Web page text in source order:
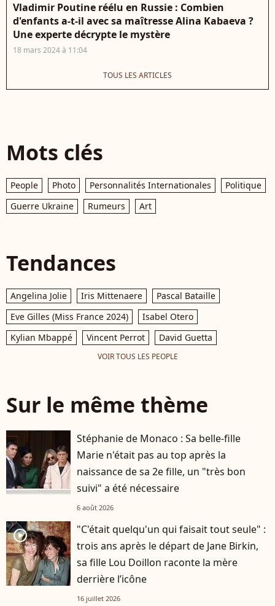
Vladimir Poutine réélu en Russie : Combien
d'enfants a-t-il avec sa maîtresse Alina Kabaeva ?
Une experte décrypte le mystère
18 mars 2024 à 11:04
TOUS LES ARTICLES
Mots clés
People Photo Personnalités Internationales
Politique
Guerre Ukraine
Rumeurs Art
Tendances
Angelina Jolie Iris Mittenaere
Pascal Bataille
Eve Gilles (Miss France 2024)
Isabel Otero
Kylian Mbappé
Vincent Perrot David Guetta
VOIR TOUS LES PEOPLE
Sur le même thème
Stéphanie de Monaco : Sa belle-fille
Marie n'était pas au top après la
naissance de sa 2e fille, un "très bon
suivi" a été nécessaire
6 août 2026
player2
"C'était quelqu'un qui faisait tout seule" :
trois ans après le départ de Jane Birkin,
sa fille Lou Doillon raconte la mère
derrière l’icône
16 juillet 2026